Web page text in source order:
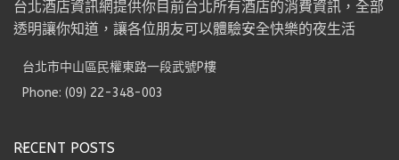
台北酒店資訊網提供你目前台北所有酒店的消費資訊，全部
透明讓你知道，讓各位朋友可以體驗安全快樂的夜生活
台北市中山區民權東路一段武號P樓
Phone: (09) 22-348-003
RECENT POSTS